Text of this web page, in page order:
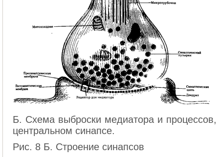
Б. Схема выброски медиатора и процессов,
центральном синапсе.
Рис. 8 Б. Строение синапсов